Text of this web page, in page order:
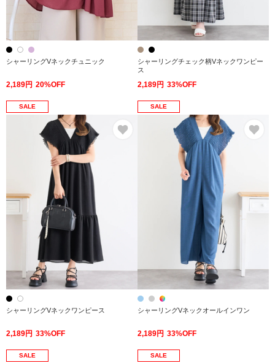
シャーリングVネックチュニック
2,189円 20%OFF
シャーリングチェック柄Vネックワンピー
ス
2,189円 33%OFF
SALE
シャーリングVネックワンピース
2,189円 33%OFF
SALE
シャーリングVネックオールインワン
2,189円 33%OFF
SALE SALE